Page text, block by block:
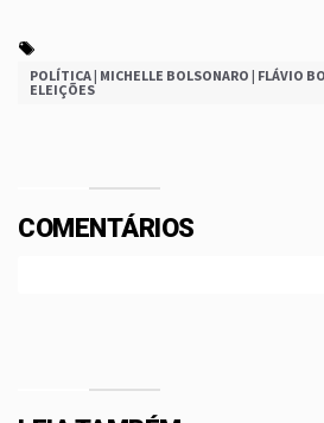
POLÍTICA | MICHELLE BOLSONARO | FLÁVIO
ELEIÇÕES
COMENTÁRIOS